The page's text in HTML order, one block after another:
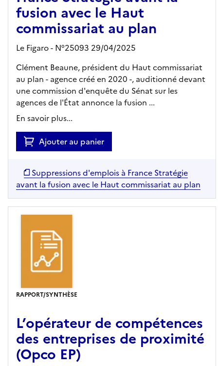
fusion avec le Haut
commissariat au plan
Le Figaro - N°25093 29/04/2025
Clément Beaune, président du Haut commissariat
au plan - agence créé en 2020 -, auditionné devant
une commission d'enquête du Sénat sur les
agences de l'État annonce la fusion ...
En savoir plus...
Ajouter au panier
Suppressions d'emplois à France Stratégie
avant la fusion avec le Haut commissariat au plan
RAPPORT/SYNTHÈSE
L’opérateur de compétences
des entreprises de proximité
(Opco EP)